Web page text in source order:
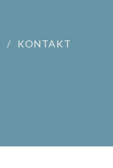
KONTAKT